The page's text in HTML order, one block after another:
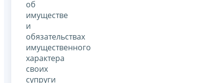
об
имуществе
и
обязательствах
имущественного
характера
своих
супруги